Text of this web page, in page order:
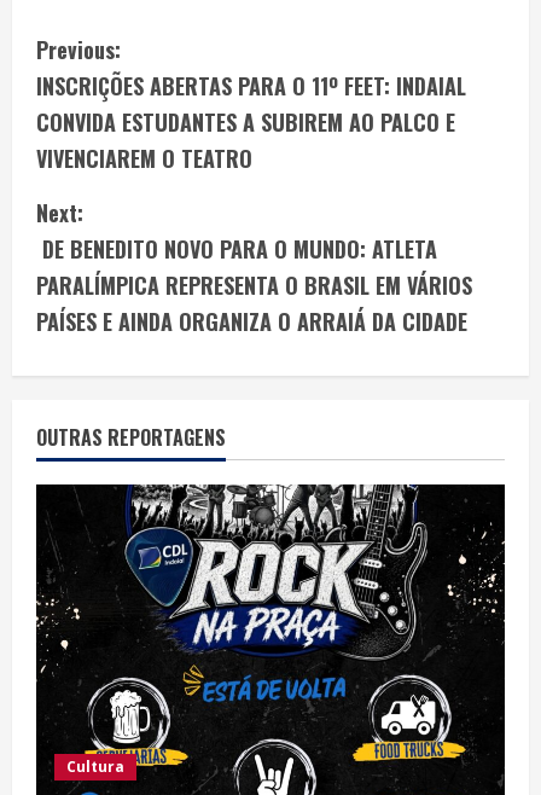
Previous:
INSCRIÇÕES ABERTAS PARA O 11º FEET: INDAIAL
CONVIDA ESTUDANTES A SUBIREM AO PALCO E
VIVENCIAREM O TEATRO
Next:
DE BENEDITO NOVO PARA O MUNDO: ATLETA
PARALÍMPICA REPRESENTA O BRASIL EM VÁRIOS
PAÍSES E AINDA ORGANIZA O ARRAIÁ DA CIDADE
OUTRAS REPORTAGENS
Cultura